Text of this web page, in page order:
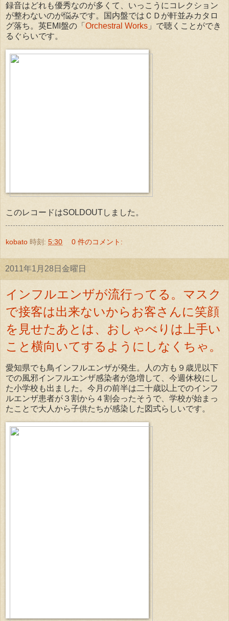
録音はどれも優秀なのが多くて、いっこうにコレクション
が整わないのが悩みです。国内盤ではＣＤが軒並みカタロ
グ落ち。英EMI盤の「 Orchestral Works 」で聴くことができ
るぐらいです。
このレコードはSOLDOUTしました。
kobato 時刻: 5:30 0 件のコメント:
2011年1月28日金曜日
インフルエンザが流行ってる。マスク
で接客は出来ないからお客さんに笑顔
を見せたあとは、おしゃべりは上手い
こと横向いてするようにしなくちゃ。
愛知県でも鳥インフルエンザが発生。人の方も９歳児以下
での風邪インフルエンザ感染者が急増して、今週休校にし
た小学校も出ました。今月の前半は二十歳以上でのインフ
ルエンザ患者が３割から４割会ったそうで、学校が始まっ
たことで大人から子供たちが感染した図式らしいです。